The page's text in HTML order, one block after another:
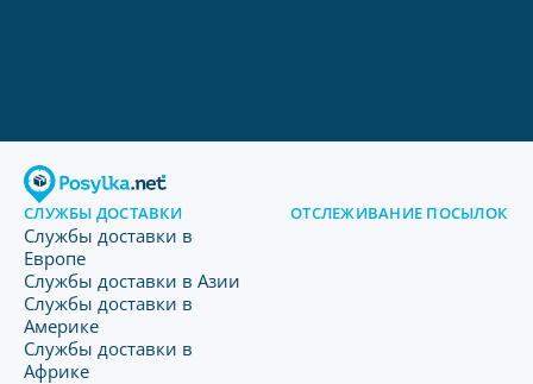
СЛУЖБЫ ДОСТАВКИ
Службы доставки в
Европе
Службы доставки в Азии
Службы доставки в
Америке
Службы доставки в
Африке
ОТСЛЕЖИВАНИЕ ПОСЫЛОК